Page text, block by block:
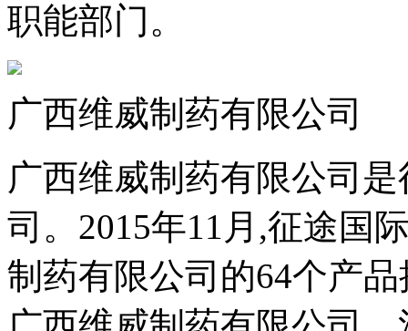
职能部门。
广西维威制药有限公司
广西维威制药有限公司
司。2015年11月,征途国
制药有限公司的64个产